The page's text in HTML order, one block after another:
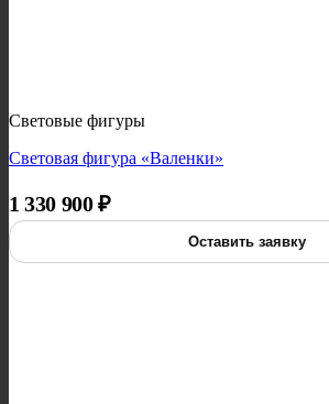
Световые фигуры
Световая фигура «Валенки»
1 330 900₽
Оставить заявку